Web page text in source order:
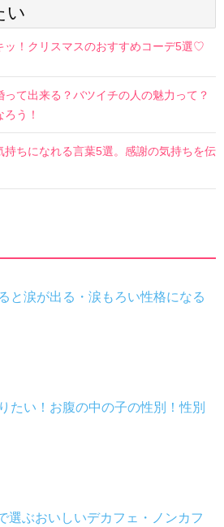
い
ッ！クリスマスのおすすめコーデ5選♡
って出来る？バツイチの人の魅力って？
う！
持ちになれる言葉5選。感謝の気持ちを伝
と涙が出る・涙もろい性格になる
たい！お腹の中の子の性別！性別
選ぶおいしいデカフェ・ノンカフ